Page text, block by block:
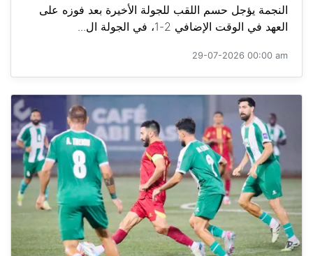
النجمة يؤجل حسم اللقب للجولة الأخيرة بعد فوزه على
العهد في الوقت الإضافي 2-1، في الجولة ال...
29-07-2026 00:00 am